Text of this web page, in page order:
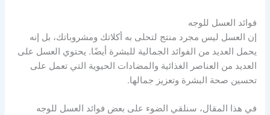
فوائد العسل للوجه
إن العسل ليس مجرد منتج لتحلى به أكلاتك ومشروباتك، بل إنه
يحمل العديد من الفوائد الجمالية للبشرة أيضًا. يحتوي العسل على
العديد من العناصر الغذائية والمضادات الحيوية التي تعمل على
تحسين صحة البشرة وتعزيز جمالها.
في هذا المقال، سنلقي الضوء على بعض فوائد العسل للوجه